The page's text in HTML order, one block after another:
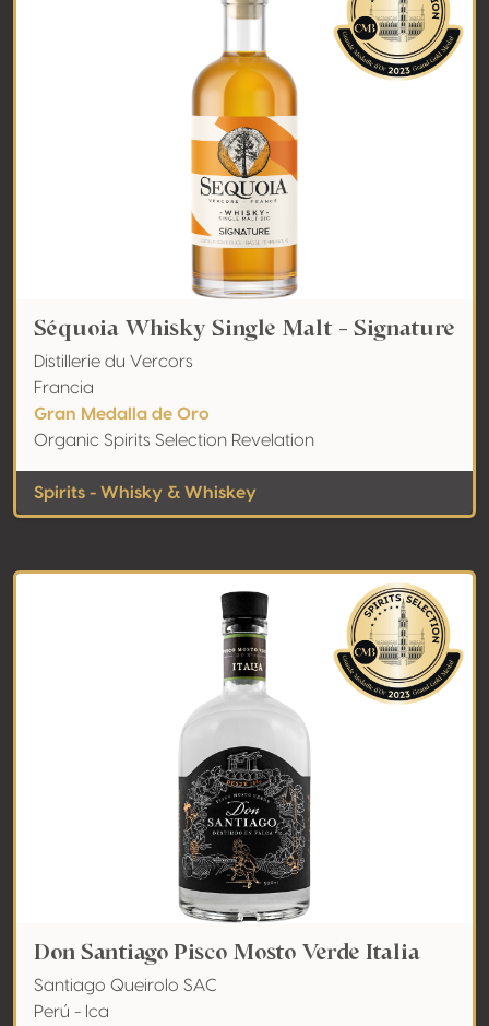
Séquoia Whisky Single Malt - Signature
Distillerie du Vercors
Francia
Gran Medalla de Oro
Organic Spirits Selection Revelation
Spirits - Whisky & Whiskey
Don Santiago Pisco Mosto Verde Italia
Santiago Queirolo SAC
Perú - Ica